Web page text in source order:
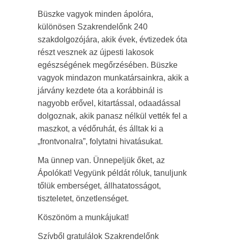
Büszke vagyok minden ápolóra,
különösen Szakrendelőnk 240
szakdolgozójára, akik évek, évtizedek óta
részt vesznek az újpesti lakosok
egészségének megőrzésében. Büszke
vagyok mindazon munkatársainkra, akik a
járvány kezdete óta a korábbinál is
nagyobb erővel, kitartással, odaadással
dolgoznak, akik panasz nélkül vették fel a
maszkot, a védőruhát, és álltak ki a
„frontvonalra”, folytatni hivatásukat.
Ma ünnep van. Ünnepeljük őket, az
Ápolókat! Vegyünk példát róluk, tanuljunk
tőlük emberséget, állhatatosságot,
tiszteletet, önzetlenséget.
Köszönöm a munkájukat!
Szívből gratulálok Szakrendelőnk